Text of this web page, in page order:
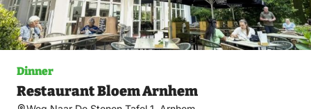
Dinner
Restaurant Bloem Arnhem